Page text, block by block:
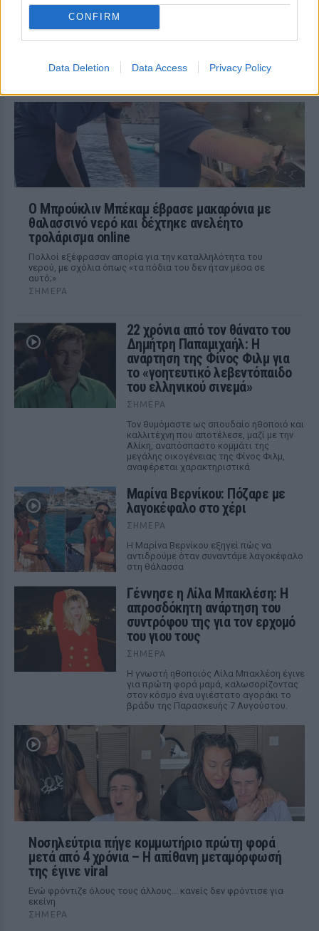
CONFIRM
Data Deletion Data Access Privacy Policy
Ελβετία και κοινή βραδινή
έξοδος για δείπνο
ΣΉΜΕΡΑ
Ο Έλληνας τενίστας βρίσκεται σε σχέση
με την εικαστικό καταγωγής Σικάγο,
Ο Μπρούκλιν Μπέκαμ έβρασε μακαρόνια με
θαλασσινό νερό και δέχτηκε ανελέητο
τρολάρισμα online
Πολλοί εξέφρασαν απορία για την καταλληλότητα του
νερού, με σχόλια όπως «τα πόδια του δεν ήταν μέσα σε
αυτό;»
ΣΉΜΕΡΑ
22 χρόνια από τον θάνατο του
Δημήτρη Παπαμιχαήλ: Η
ανάρτηση της Φίνος Φιλμ για
το «γοητευτικό λεβεντόπαιδο
του ελληνικού σινεμά»
ΣΉΜΕΡΑ
Τον θυμόμαστε ως σπουδαίο ηθοποιό και
καλλιτέχνη που αποτέλεσε, μαζί με την
Αλίκη, αναπόσπαστο κομμάτι της
μεγάλης οικογένειας της Φίνος Φιλμ,
αναφέρεται χαρακτηριστικά
Μαρίνα Βερνίκου: Πόζαρε με
λαγοκέφαλο στο χέρι
ΣΉΜΕΡΑ
Η Μαρίνα Βερνίκου εξηγεί πώς να
αντιδρούμε όταν συναντάμε λαγοκέφαλο
στη θάλασσα
Γέννησε η Λίλα Μπακλέση: Η
απροσδόκητη ανάρτηση του
συντρόφου της για τον ερχομό
του γιου τους
ΣΉΜΕΡΑ
Η γνωστή ηθοποιός Λίλα Μπακλέση έγινε
για πρώτη φορά μαμά, καλωσορίζοντας
στον κόσμο ένα υγιέστατο αγοράκι το
βράδυ της Παρασκευής 7 Αυγούστου.
Νοσηλεύτρια πήγε κομμωτήριο πρώτη φορά
μετά από 4 χρόνια – Η απίθανη μεταμόρφωσή
της έγινε viral
Ενώ φρόντιζε όλους τους άλλους... κανείς δεν φρόντισε για
εκείνη
ΣΉΜΕΡΑ